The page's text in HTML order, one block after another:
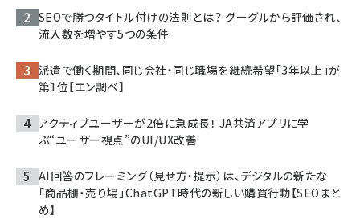
SEOで勝つタイトル付けの法則とは？ グーグルから評価され、
流入数を増やす5つの条件
派遣で働く期間、同じ会社・同じ職場を継続希望「3年以上」が
第1位【エン調べ】
アクティブユーザーが2倍に急成長！ JA共済アプリに学
ぶ“ユーザー視点”のUI/UX改善
AI回答のフレーミング（見せ方・提示）は、デジタルの新たな
「商品棚・売り場」――ChatGPT時代の新しい購買行動【SEOまと
め】